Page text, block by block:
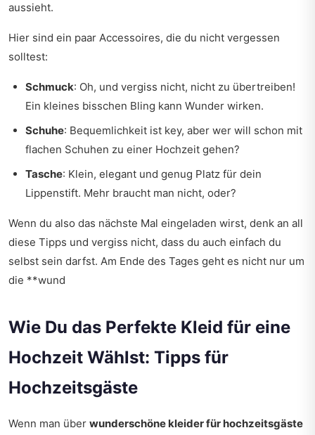
aussieht.
Hier sind ein paar Accessoires, die du nicht vergessen
solltest:
Schmuck: Oh, und vergiss nicht, nicht zu übertreiben!
Ein kleines bisschen Bling kann Wunder wirken.
Schuhe: Bequemlichkeit ist key, aber wer will schon mit
flachen Schuhen zu einer Hochzeit gehen?
Tasche: Klein, elegant und genug Platz für dein
Lippenstift. Mehr braucht man nicht, oder?
Wenn du also das nächste Mal eingeladen wirst, denk an all
diese Tipps und vergiss nicht, dass du auch einfach du
selbst sein darfst. Am Ende des Tages geht es nicht nur um
die **wund
Wie Du das Perfekte Kleid für eine
Hochzeit Wählst: Tipps für
Hochzeitsgäste
Wenn man über wunderschöne kleider für hochzeitsgäste